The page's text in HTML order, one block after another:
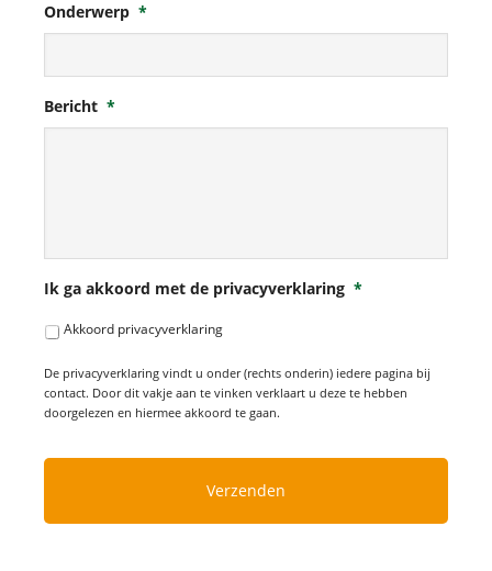
Onderwerp *
Bericht *
Ik ga akkoord met de privacyverklaring *
Akkoord privacyverklaring
De privacyverklaring vindt u onder (rechts onderin) iedere pagina bij
contact. Door dit vakje aan te vinken verklaart u deze te hebben
doorgelezen en hiermee akkoord te gaan.